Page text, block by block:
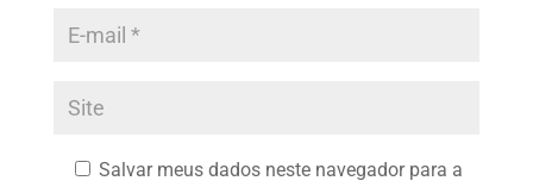
Salvar meus dados neste navegador para a